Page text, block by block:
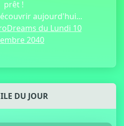
prêt !
aujourd'hui...
du Lundi 10
2040
DU JOUR